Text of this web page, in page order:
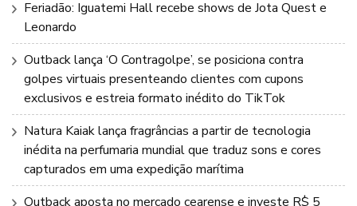
Feriadão: Iguatemi Hall recebe shows de Jota Quest e
Leonardo
Outback lança ‘O Contragolpe’, se posiciona contra
golpes virtuais presenteando clientes com cupons
exclusivos e estreia formato inédito do TikTok
Natura Kaiak lança fragrâncias a partir de tecnologia
inédita na perfumaria mundial que traduz sons e cores
capturados em uma expedição marítima
Outback aposta no mercado cearense e investe R$ 5